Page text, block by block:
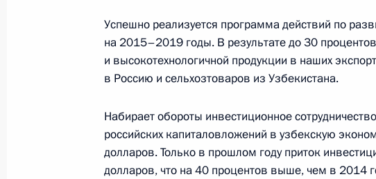
Российско-узбекистанские переговоры
Начало встречи с Президентом Узбекистана
Успешно реализуется программа действий по
на 2015–2019 годы. В результате до 30
и высокотехнологичной продукции в наших
в Россию и сельхозтоваров из Узбекистана.
Набирает обороты инвестиционное
российских капиталовложений в узбекскую
долларов. Только в прошлом году приток
долларов, что на 40 процентов выше, чем в 2014